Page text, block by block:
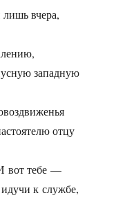
вчера,
западную
отцу
вот тебе —
к службе,